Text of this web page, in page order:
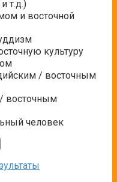
т.д.)
и восточной
культуру
/ восточным
восточным
человек